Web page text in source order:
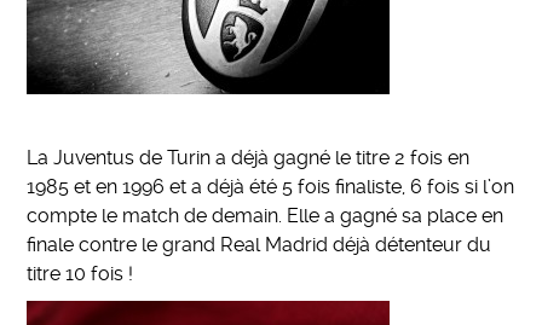
La Juventus de Turin a déjà gagné le titre 2 fois en
1985 et en 1996 et a déjà été 5 fois finaliste, 6 fois si l’on
compte le match de demain. Elle a gagné sa place en
finale contre le grand Real Madrid déjà détenteur du
titre 10 fois !